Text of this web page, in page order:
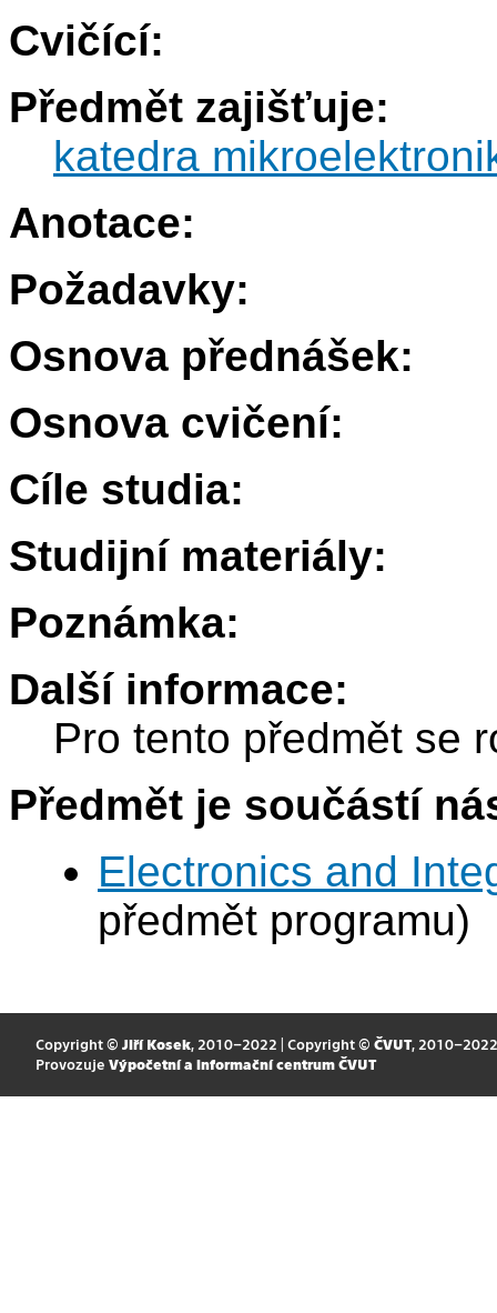
Cvičící:
Předmět zajišťuje:
katedra
Anotace:
Požadavky:
Osnova přednášek:
Osnova cvičení:
Cíle studia:
Studijní materiály:
Poznámka:
Další informace:
Pro tento předmět se
Předmět je součástí
Electronics and
předmět programu)
Copyright © Jiří Kosek, 2010–2022 | Copyright © ČVUT, 2010–2022
Provozuje Výpočetní a informační centrum ČVUT